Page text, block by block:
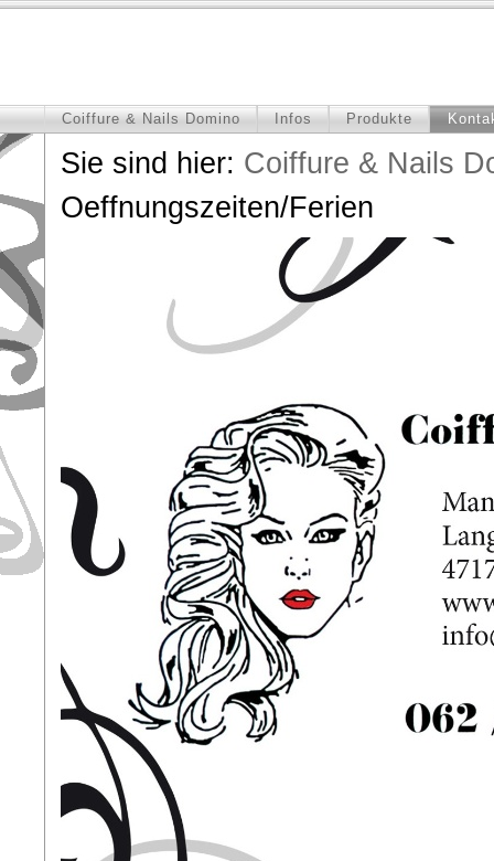
Coiffure & Nails Domino Infos Produkte
Sie sind hier: Coiffure & Nails
Oeffnungszeiten/Ferien